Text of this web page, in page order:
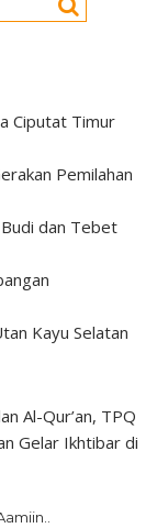
Ciputat Timur
Pemilahan
dan Tebet
Kayu Selatan
Al-Qur’an, TPQ
Gelar Ikhtibar di